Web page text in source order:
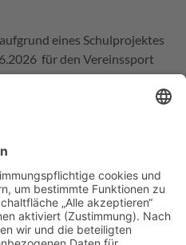
eines Schulprojektes
für den Vereinssport
an der Eversbuschstr.
01.07.2026 gesperrt.
•Cookie-Einstellungen